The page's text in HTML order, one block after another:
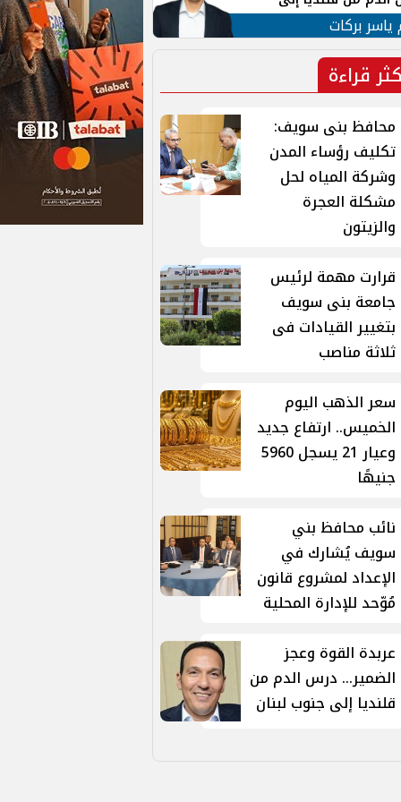
لبنان
ياسر بركات
قراءة
محافظ بنى سويف:
تكليف رؤساء المدن
وشركة المياه لحل
مشكلة العجرة
والزيتون
قرارت مهمة لرئيس
جامعة بنى سويف
بتغيير القيادات فى
ثلاثة مناصب
سعر الذهب اليوم
الخميس.. ارتفاع جديد
وعيار 21 يسجل 5960
جنيهًا
نائب محافظ بني
سويف يُشارك في
الإعداد لمشروع قانون
مُوّحد للإدارة المحلية
عربدة القوة وعجز
الضمير... درس الدم من
قلنديا إلى جنوب لبنان